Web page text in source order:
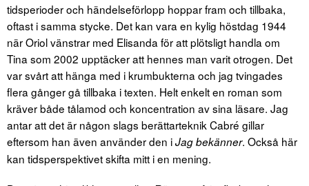
tidsperioder och händelseförlopp hoppar fram och tillbaka,
oftast i samma stycke. Det kan vara en kylig höstdag 1944
när Oriol vänstrar med Elisanda för att plötsligt handla om
Tina som 2002 upptäcker att hennes man varit otrogen. Det
var svårt att hänga med i krumbukterna och jag tvingades
flera gånger gå tillbaka i texten. Helt enkelt en roman som
kräver både tålamod och koncentration av sina läsare. Jag
antar att det är någon slags berättarteknik Cabré gillar
eftersom han även använder den iJag bekänner. Också här
kan tidsperspektivet skifta mitt i en mening.